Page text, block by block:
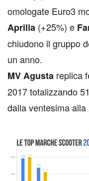
omologate Euro3
Aprilia (+25%) e
chiudono il gruppo
un anno.
MV Agusta replica
2017 totalizzando
dalla ventesima